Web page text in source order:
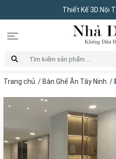
Thiết Kế 3D Nội
Trang chủ / Bàn Ghế Ăn Tây Ninh /